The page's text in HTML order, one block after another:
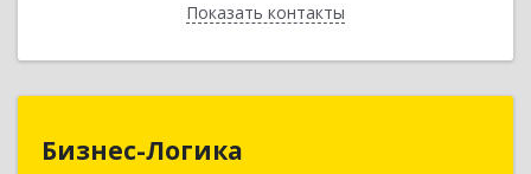
Показать контакты
Назад
Бизнес-Логика